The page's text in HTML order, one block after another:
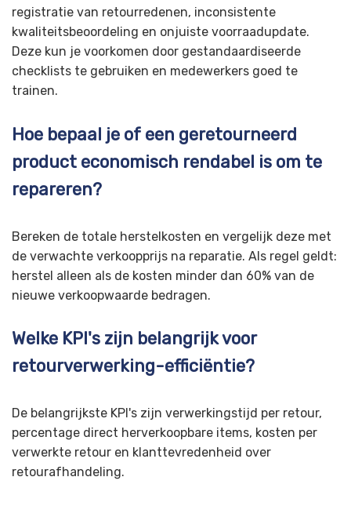
registratie van retourredenen, inconsistente
kwaliteitsbeoordeling en onjuiste voorraadupdate.
Deze kun je voorkomen door gestandaardiseerde
checklists te gebruiken en medewerkers goed te
trainen.
Hoe bepaal je of een geretourneerd
product economisch rendabel is om te
repareren?
Bereken de totale herstelkosten en vergelijk deze met
de verwachte verkoopprijs na reparatie. Als regel geldt:
herstel alleen als de kosten minder dan 60% van de
nieuwe verkoopwaarde bedragen.
Welke KPI's zijn belangrijk voor
retourverwerking-efficiëntie?
De belangrijkste KPI's zijn verwerkingstijd per retour,
percentage direct herverkoopbare items, kosten per
verwerkte retour en klanttevredenheid over
retourafhandeling.